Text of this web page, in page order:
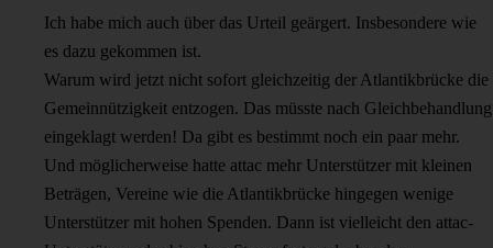
Ich habe mich auch über das Urteil geärgert. Insbesondere wie
es dazu gekommen ist.
Warum wird jetzt nicht sofort gleichzeitig der Atlantikbrücke die
Gemeinnützigkeit entzogen. Das müsste nach Gleichbehandlung
eingeklagt werden! Da gibt es bestimmt noch ein paar mehr.
Und möglicherweise hatte attac mehr Unterstützer mit kleinen
Beträgen, Vereine wie die Atlantikbrücke hingegen wenige
Unterstützer mit hohen Spenden. Dann ist vielleicht den attac-